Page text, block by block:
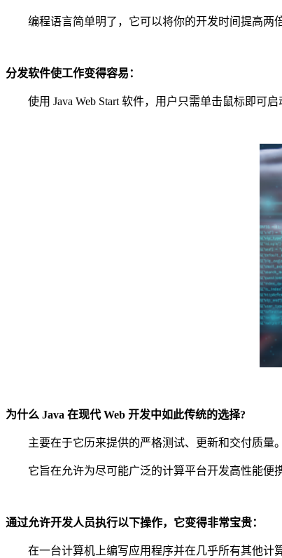
编程语言简单明了，它可以将你的开发时间提高两倍
分发软件使工作变得容易：
使用 Java Web Start 软件，用户只需单击鼠标即可启
为什么 Java 在现代 Web 开发中如此传统的选择?
主要在于它历来提供的严格测试、更新和交付质量。
它旨在允许为尽可能广泛的计算平台开发高性能便携
通过允许开发人员执行以下操作，它变得非常宝贵：
在一台计算机上编写应用程序并在几乎所有其他计算